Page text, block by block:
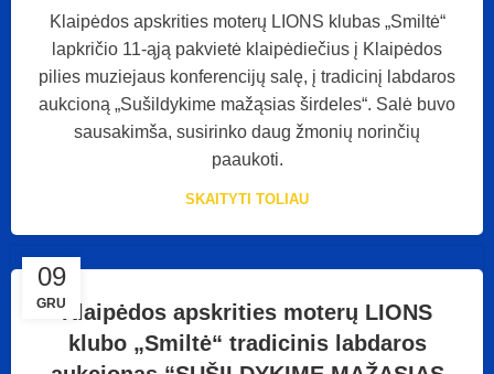
Klaipėdos apskrities moterų LIONS klubas „Smiltė“
lapkričio 11-ąją pakvietė klaipėdiečius į Klaipėdos
pilies muziejaus konferencijų salę, į tradicinį labdaros
aukcioną „Sušildykime mažąsias širdeles“. Salė buvo
sausakimša, susirinko daug žmonių norinčių
paaukoti.
SKAITYTI TOLIAU
09
GRUKlaipėdos apskrities moterų LIONS
klubo „Smiltė“ tradicinis labdaros